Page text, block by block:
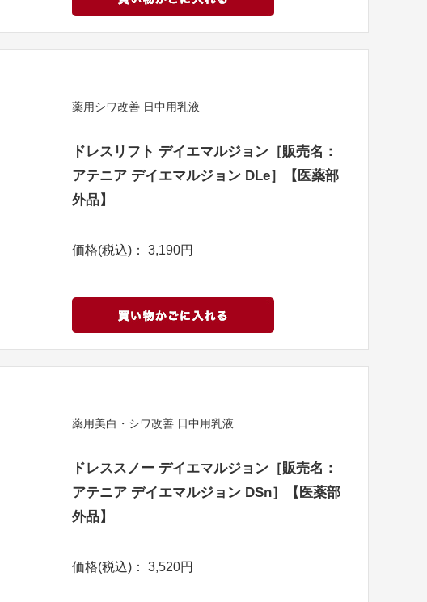
薬用シワ改善 日中用乳液
ドレスリフト デイエマルジョン［販売名：
アテニア デイエマルジョン DLe］【医薬部
外品】
価格(税込)： 3,190円
薬用美白・シワ改善 日中用乳液
ドレススノー デイエマルジョン［販売名：
アテニア デイエマルジョン DSn］【医薬部
外品】
価格(税込)： 3,520円